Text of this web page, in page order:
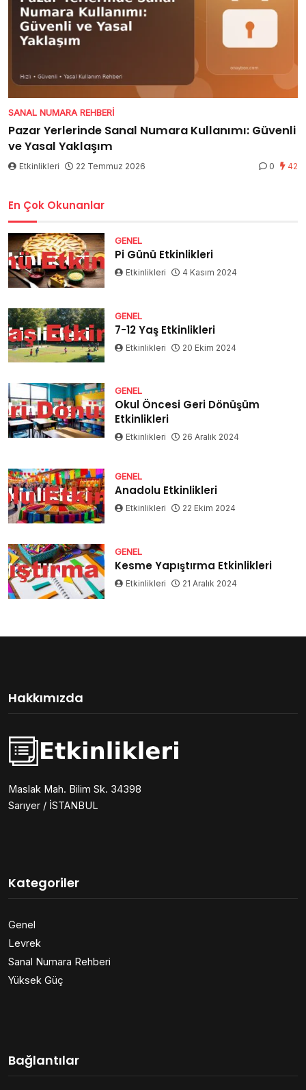
SANAL NUMARA REHBERI
Pazar Yerlerinde Sanal Numara Kullanımı: Güvenli
ve Yasal Yaklaşım
Etkinlikleri 22 Temmuz 2026 0 42
En Çok Okunanlar
GENEL
Pi Günü Etkinlikleri
Etkinlikleri 4 Kasım 2024
GENEL
7-12 Yaş Etkinlikleri
Etkinlikleri 20 Ekim 2024
GENEL
Okul Öncesi Geri Dönüşüm
Etkinlikleri
Etkinlikleri 26 Aralık 2024
GENEL
Anadolu Etkinlikleri
Etkinlikleri 22 Ekim 2024
GENEL
Kesme Yapıştırma Etkinlikleri
Etkinlikleri 21 Aralık 2024
Hakkımızda
Maslak Mah. Bilim Sk. 34398
Sarıyer / İSTANBUL
Kategoriler
Genel
Levrek
Sanal Numara Rehberi
Yüksek Güç
Bağlantılar